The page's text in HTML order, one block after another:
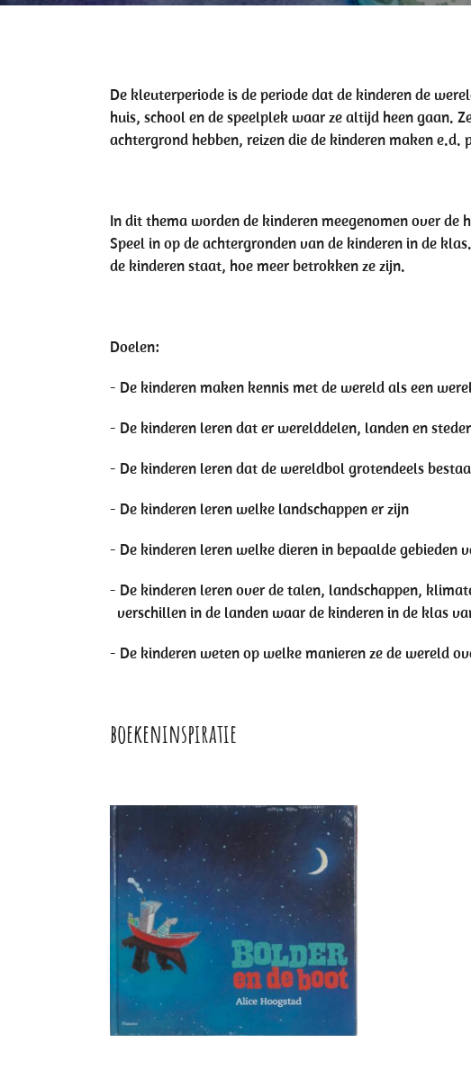
De kleuterperiode is de periode dat de kinderen de
huis, school en de speelplek waar ze altijd heen gaan.
achtergrond hebben, reizen die de kinderen maken e.d.
In dit thema worden de kinderen meegenomen over
Speel in op de achtergronden van de kinderen in de
de kinderen staat, hoe meer betrokken ze zijn.
Doelen:
- De kinderen maken kennis met de wereld als een
- De kinderen leren dat er werelddelen, landen en
- De kinderen leren dat de wereldbol grotendeels
- De kinderen leren welke landschappen er zijn
- De kinderen leren welke dieren in bepaalde gebieden
- De kinderen leren over de talen, landschappen,
verschillen in de landen waar de kinderen in de klas
- De kinderen weten op welke manieren ze de wereld
boekeninspiratie